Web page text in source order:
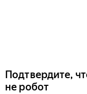
Подтвердите,
не робот